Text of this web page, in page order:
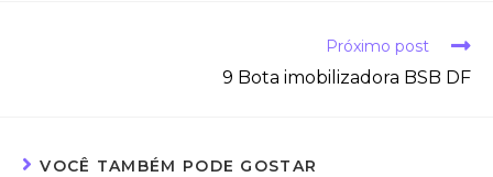
Próximo post
9 Bota imobilizadora BSB DF
VOCÊ TAMBÉM PODE GOSTAR